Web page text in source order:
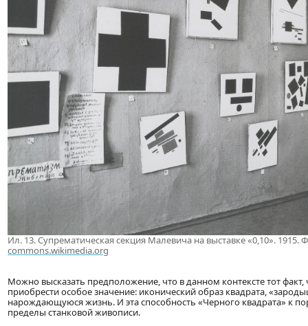
Ил. 13. Супрематическая секция Малевича на выставке «0,10».
commons.wikimedia.org
Можно высказать предположение, что в данном контексте тот
приобрести особое значение: иконический образ квадрата,
нарождающуюся жизнь. И эта способность «Черного квадрата» к
пределы станковой живописи.